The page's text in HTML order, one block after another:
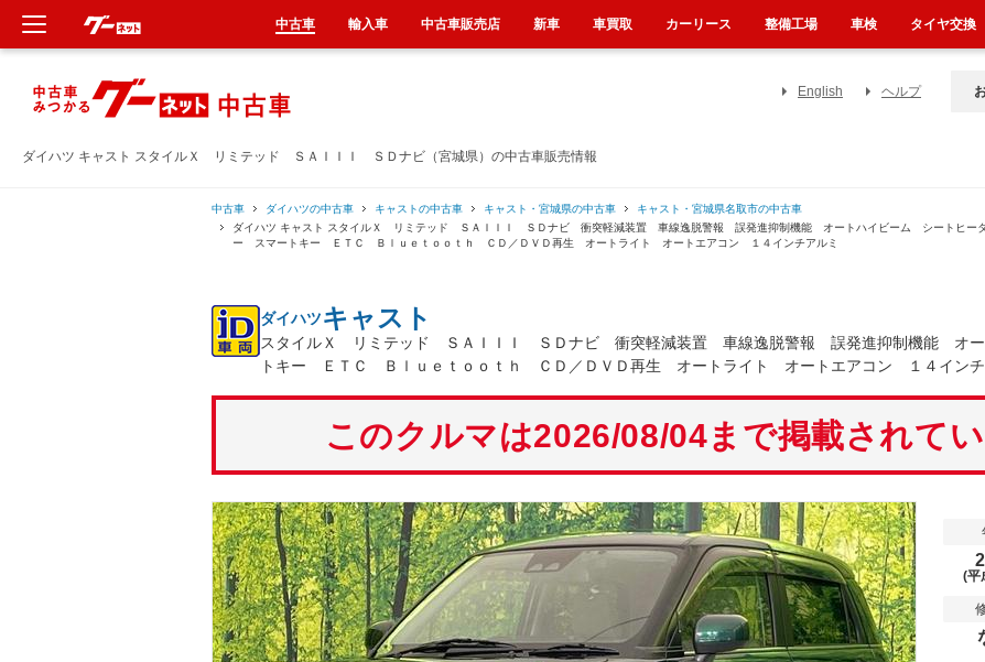
ダイハツ キャスト スタイルＸ リミテッド ＳＡＩＩＩ ＳＤナビ（宮城県）の中古車販売情報
English ヘルプ
中古車 ダイハツの中古車 キャストの中古車 キャスト・宮城県の中古車
キャスト・宮城県名取市の中古車
ダイハツ キャスト スタイルＸ リミテッド ＳＡＩＩＩ ＳＤナビ 衝突軽減装置 車線逸脱警報 誤発進抑制機能 オートハイビーム シートヒー
ー スマートキー ＥＴＣ Ｂｌｕｅｔｏｏｔｈ ＣＤ／ＤＶＤ再生 オートライト オートエアコン １４インチアルミ
ダイハツキャスト
スタイルＸ リミテッド ＳＡＩＩＩ ＳＤナビ 衝突軽減装置 車線逸脱警報 誤発進抑制機能 オ
トキー ＥＴＣ Ｂｌｕｅｔｏｏｔｈ ＣＤ／ＤＶＤ再生 オートライト オートエアコン １４インチ
このクルマは2026/08/04まで掲載されて
(平
中古車 輸入車 中古車販売店 新車 車買取 カーリース 整備工場 車検 タイヤ交換
新車
中古車